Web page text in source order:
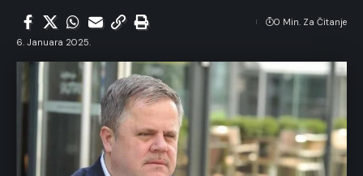
6. Januara 2025.
0 Min. Za Čitanje